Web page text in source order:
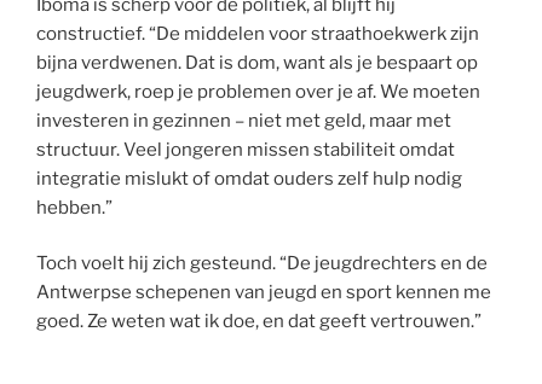
Iboma is scherp voor de politiek, al blijft hij
constructief. “De middelen voor straathoekwerk zijn
bijna verdwenen. Dat is dom, want als je bespaart op
jeugdwerk, roep je problemen over je af. We moeten
investeren in gezinnen – niet met geld, maar met
structuur. Veel jongeren missen stabiliteit omdat
integratie mislukt of omdat ouders zelf hulp nodig
hebben.”
Toch voelt hij zich gesteund. “De jeugdrechters en de
Antwerpse schepenen van jeugd en sport kennen me
goed. Ze weten wat ik doe, en dat geeft vertrouwen.”